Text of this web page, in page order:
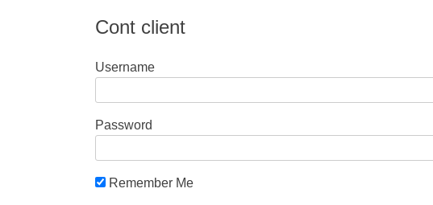
în
Cont client
Username
Password
Remember Me